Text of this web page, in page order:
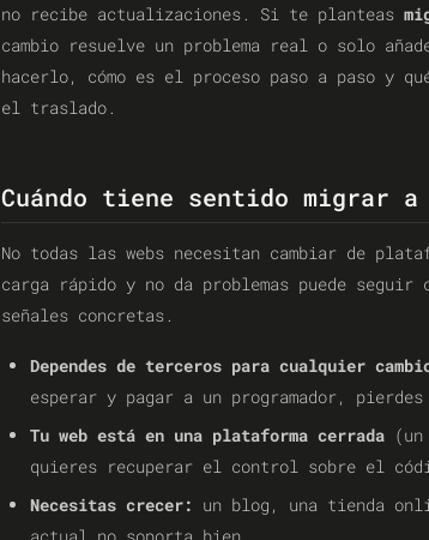
no recibe actualizaciones. Si te planteas
cambio resuelve un problema real o solo
hacerlo, cómo es el proceso paso a paso y
el traslado.
Cuándo tiene sentido migrar a
No todas las webs necesitan cambiar de
carga rápido y no da problemas puede
señales concretas.
Dependes de terceros para cualquier
esperar y pagar a un programador, pierdes
Tu web está en una plataforma cerrada
quieres recuperar el control sobre el
Necesitas crecer: un blog, una tienda
actual no soporta bien.